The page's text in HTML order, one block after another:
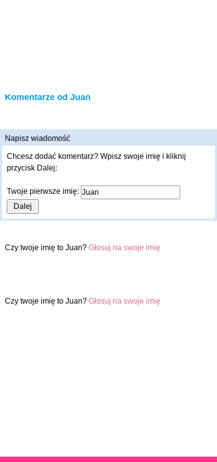
Komentarze od Juan
Napisz wiadomość
Chcesz dodać komentarz? Wpisz swoje imię i kliknij
przycisk Dalej:
Twoje pierwsze imię:
Czy twoje imię to Juan? Głosuj na swoje imię
Czy twoje imię to Juan? Głosuj na swoje imię